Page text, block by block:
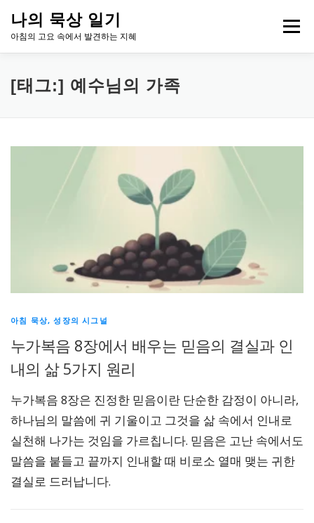
나의 묵상 일기
아침의 고요 속에서 발견하는 지혜
메뉴
HOME 아침 묵상, 성장의 시그널
[태그:] 예수님의 가족
아침 묵상, 성장의 시그널
누가복음 8장에서 배우는 믿음의 결실과 인
내의 삶 5가지 원리
누가복음 8장은 진정한 믿음이란 단순한 감정이 아니라,
하나님의 말씀에 귀 기울이고 그것을 삶 속에서 인내로
실천해 나가는 것임을 가르칩니다. 믿음은 고난 속에서도
말씀을 붙들고 끝까지 인내할 때 비로소 열매 맺는 귀한
결실로 드러납니다.